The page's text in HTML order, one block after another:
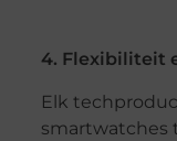
4. Flexibiliteit
Elk
smartwatches